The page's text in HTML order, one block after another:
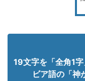
19文字を「全角1
ビア語の「神